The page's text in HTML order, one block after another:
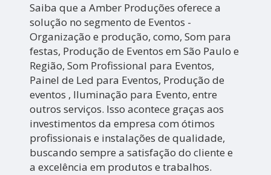
Saiba que a Amber Produções oferece a
solução no segmento de Eventos -
Organização e produção, como, Som para
festas, Produção de Eventos em São Paulo e
Região, Som Profissional para Eventos,
Painel de Led para Eventos, Produção de
eventos , Iluminação para Evento, entre
outros serviços. Isso acontece graças aos
investimentos da empresa com ótimos
profissionais e instalações de qualidade,
buscando sempre a satisfação do cliente e
a excelência em produtos e trabalhos.